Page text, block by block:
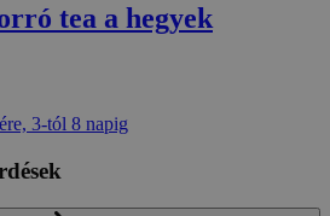
tea a hegyek
3-tól 8 napig